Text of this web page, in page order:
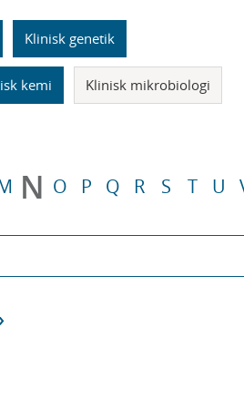
Klinisk genetik
kemi Klinisk mikrobiologi
N O P Q R S T U